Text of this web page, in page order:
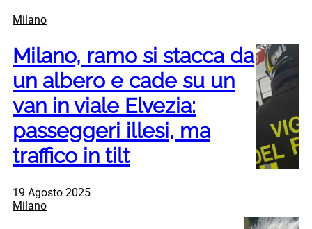
Milano
Milano, ramo si stacca da
un albero e cade su un
van in viale Elvezia:
passeggeri illesi, ma
traffico in tilt
19 Agosto 2025
Milano